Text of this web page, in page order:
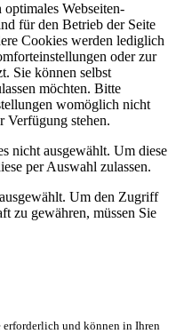
Webseiten-
für den Betrieb der Seite
Cookies werden lediglich
oder zur
Sie können selbst
möchten. Bitte
womöglich nicht
Verfügung stehen.
nicht ausgewählt. Um diese
per Auswahl zulassen.
Um den Zugriff
zu gewähren, müssen Sie
erforderlich und können in Ihren